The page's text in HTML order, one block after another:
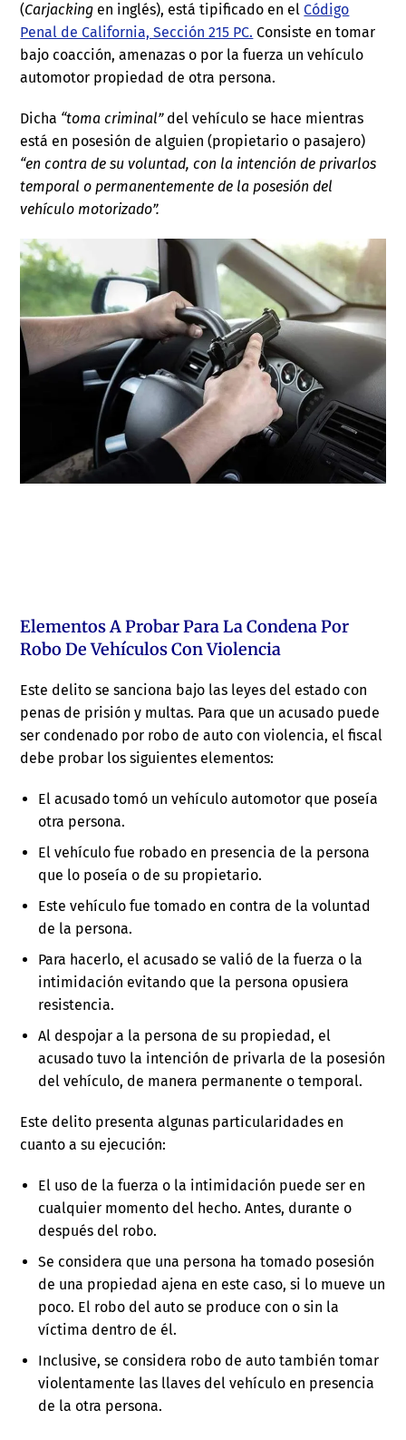
(Carjacking en inglés), está tipificado en elCódigo
Penal de California, Sección 215 PC. Consiste en tomar
bajo coacción, amenazas o por la fuerza un vehículo
automotor propiedad de otra persona.
Dicha “toma criminal”del vehículo se hace mientras
está en posesión de alguien (propietario o pasajero)
“en contra de su voluntad, con la intención de privarlos
temporal o permanentemente de la posesión del
vehículo motorizado”.
Elementos A Probar Para La Condena Por
Robo De Vehículos Con Violencia
Este delito se sanciona bajo las leyes del estado con
penas de prisión y multas. Para que un acusado puede
ser condenado por robo de auto con violencia, el fiscal
debe probar los siguientes elementos:
El acusado tomó un vehículo automotor que poseía
otra persona.
El vehículo fue robado en presencia de la persona
que lo poseía o de su propietario.
Este vehículo fue tomado en contra de la voluntad
de la persona.
Para hacerlo, el acusado se valió de la fuerza o la
intimidación evitando que la persona opusiera
resistencia.
Al despojar a la persona de su propiedad, el
acusado tuvo la intención de privarla de la posesión
del vehículo, de manera permanente o temporal.
Este delito presenta algunas particularidades en
cuanto a su ejecución:
El uso de la fuerza o la intimidación puede ser en
cualquier momento del hecho. Antes, durante o
después del robo.
Se considera que una persona ha tomado posesión
de una propiedad ajena en este caso, si lo mueve un
poco. El robo del auto se produce con o sin la
víctima dentro de él.
Inclusive, se considera robo de auto también tomar
violentamente las llaves del vehículo en presencia
de la otra persona.